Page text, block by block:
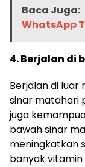
Baca Juga:
WhatsApp
4. Berjalan di
Berjalan di
sinar matahari
juga
bawah sinar
meningkatkan
banyak vitamin